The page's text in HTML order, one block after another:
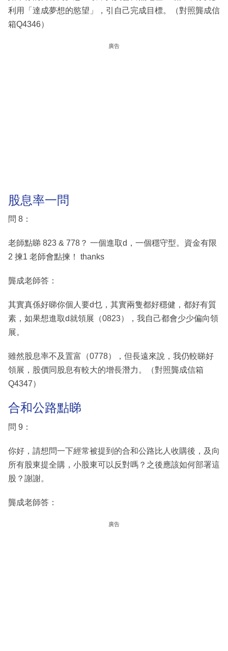
利用「達成夢想的慾望」，引自己完成目標。（對照龔成信
箱Q4346）
廣告
股息率一問
問 8：
老師點睇 823 & 778？ 一個進取d，一個穩守型。資金有限
2 揀1 老師會點揀！ thanks
龔成老師答：
其實真係好睇你個人要d乜，其實兩隻都好穩健，都好有質
素，如果想進取d就領展（0823），我自己都會少少偏向領
展。
雖然股息率不及置富（0778），但長遠來說，我仍較睇好
領展，股價同股息有較大的增長潛力。（對照龔成信箱
Q4347）
合和公路點睇
問 9：
你好，請想問一下經常被提到的合和公路比人收購後，及向
所有股東提全購，小股東可以反對嗎？之後應該如何部署這
股？謝謝。
龔成老師答：
廣告